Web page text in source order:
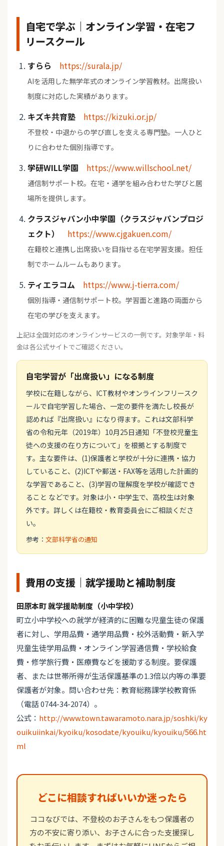
自宅で学ぶ｜オンライン学習・在宅フ
リースクール
すらら https://surala.jp/
AIを活用した無学年式のオンライン学習教材。出席扱い
制度に対応した実績があります。
キズキ共育塾 https://kizuki.or.jp/
不登校・中退からの学び直しを支える専門塾。一人ひと
りに合わせた個別指導です。
学研WILL学園 https://www.willschool.net/
通信制サポート校。在宅・通学を組み合わせた学びと居
場所を提供します。
クラスジャパン小中学園（クラスジャパンプロジ
ェクト）
https://www.cjgakuen.com/
在籍校と連携し出席扱いを目指せる在宅学習支援。担任
制でホームルームもあります。
ティエラコム https://www.j-tierra.com/
個別指導・通信制サポート校。学習面と進路の両面から
在宅の学びを支えます。
上記は全国対応のオンラインサービスの一例です。対象学年・料
金は各公式サイトでご確認ください。
自宅学習が「出席扱い」になる制度
学校に在籍しながら、ICT教材やオンラインフリースク
ールで自宅学習した場合、一定の要件を満たし校長が
認めれば『出席扱い』になり得ます。これは文部科学
省の令和元年（2019年）10月25日通知「不登校児童生
徒への支援の在り方について」を根拠とする制度で
す。主な要件は、(1)保護者と学校が十分に連携・協力
していること、(2)ICTや郵送・FAX等を活用した計画的
な学習であること、(3)学習の理解度を学校が確認でき
ること などです。対象は小・中学生で、高校生は対象
外です。詳しくは在籍校・教育委員会にご相談くださ
い。
参考： 文部科学省の通知
費用の支援｜就学援助と補助制度
田原本町 就学援助制度（小中学校）
町立小中学校への就学が経済的に困難な児童生徒の保護
者に対し、学用品費・通学用品費・校外活動費・新入学
児童生徒学用品費・オンライン学習通信費・学校給食
費・修学旅行費・医療費などを援助する制度。要保護
者、または世帯所得が生活保護基準の1.3倍以内等の準要
保護者が対象。問い合わせ先：教育総務課学校教育係
（電話 0744-34-2074）。
公式： http://www.town.tawaramoto.nara.jp/soshki/ky
ouikuiinkai/kyoiku/kosodate/kyouiku/kyouiku/566.ht
ml
どこに相談すればいいか迷ったら
ココなびでは、不登校のお子さんをもつ保護者の
方の不安に寄り添い、お子さんに合った支援探し